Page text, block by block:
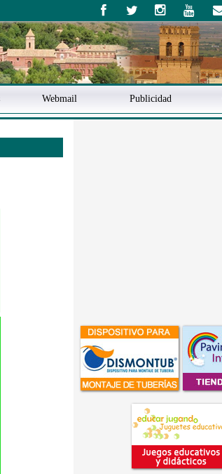
Webmail Publicidad